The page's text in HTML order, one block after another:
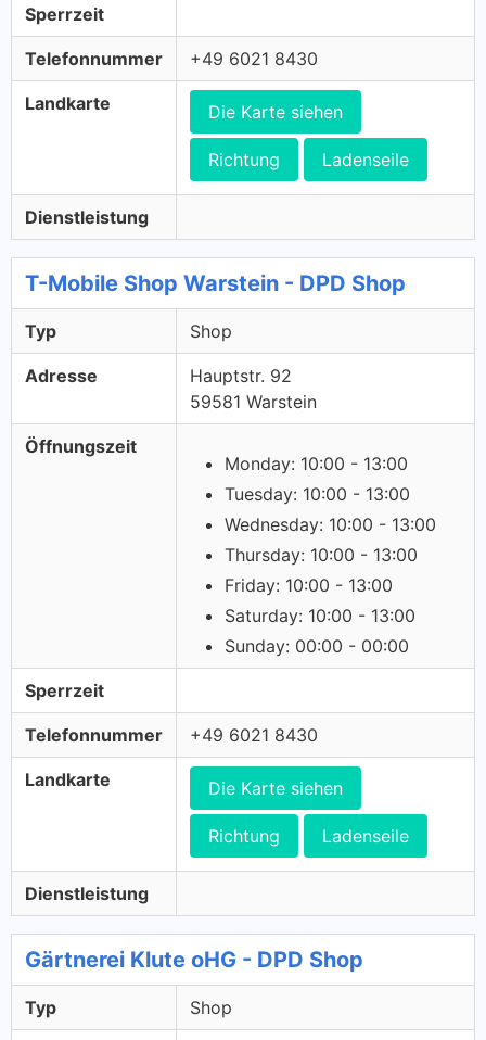
Sperrzeit
Telefonnummer +49 6021 8430
Landkarte Die Karte siehen
Richtung Ladenseile
Dienstleistung
T-Mobile Shop Warstein - DPD Shop
Typ Shop
Adresse
Hauptstr. 92
59581 Warstein
Öffnungszeit
Monday: 10:00 - 13:00
Tuesday: 10:00 - 13:00
Wednesday: 10:00 - 13:00
Thursday: 10:00 - 13:00
Friday: 10:00 - 13:00
Saturday: 10:00 - 13:00
Sunday: 00:00 - 00:00
Sperrzeit
Telefonnummer +49 6021 8430
Landkarte Die Karte siehen
Richtung Ladenseile
Dienstleistung
Gärtnerei Klute oHG - DPD Shop
Typ Shop